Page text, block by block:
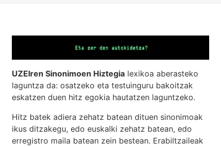
UZEIren Sinonimoen Hiztegia lexikoa aberasteko
laguntza da: osatzeko eta testuinguru bakoitzak
eskatzen duen hitz egokia hautatzen laguntzeko.
Hitz batek adiera zehatz batean dituen sinonimoak
ikus ditzakegu, edo euskalki zehatz batean, edo
erregistro maila batean zein bestean. Erabiltzaileak